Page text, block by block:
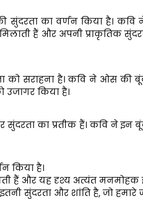
का वर्णन किया है। कवि
हैं और अपनी प्राकृतिक
को सराहना है। कवि ने ओस की
किया है।
का प्रतीक हैं। कवि ने इन
किया है।
हैं और यह दृश्य अत्यंत मनमोहक
सुंदरता और शांति है, जो